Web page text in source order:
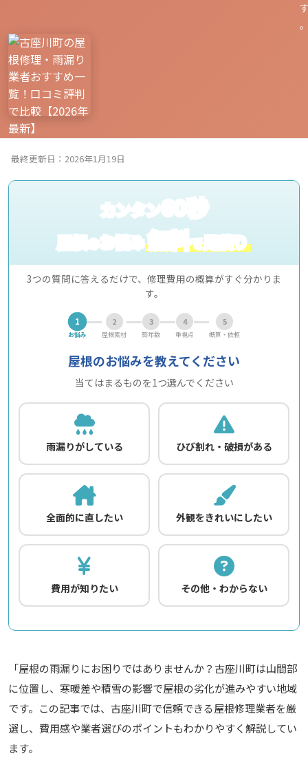
最終更新日：2026年1月19日
カンタン60秒
屋根のお悩み無料で見積り
3つの質問に答えるだけで、修理費用の概算がすぐ分かりま
す。
1
お悩み
2
屋根素材
3
築年数
4
重視点
5
概算・依頼
屋根のお悩みを教えてください
当てはまるものを1つ選んでください
雨漏りがしている ひび割れ・破損がある
全面的に直したい 外観をきれいにしたい
費用が知りたい その他・わからない
「屋根の雨漏りにお困りではありませんか？古座川町は山間部
に位置し、寒暖差や積雪の影響で屋根の劣化が進みやすい地域
です。この記事では、古座川町で信頼できる屋根修理業者を厳
選し、費用感や業者選びのポイントもわかりやすく解説してい
ます。